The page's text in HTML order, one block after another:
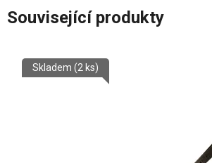
Související produkty
Skladem (2 ks)